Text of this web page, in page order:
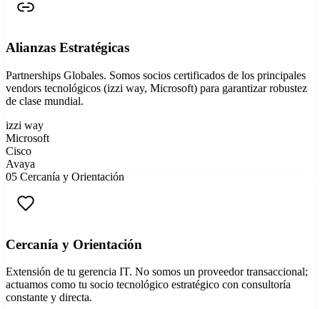
Alianzas Estratégicas
Partnerships Globales. Somos socios certificados de los principales
vendors tecnológicos (izzi way, Microsoft) para garantizar robustez
de clase mundial.
izzi way
Microsoft
Cisco
Avaya
05 Cercanía y Orientación
Cercanía y Orientación
Extensión de tu gerencia IT. No somos un proveedor transaccional;
actuamos como tu socio tecnológico estratégico con consultoría
constante y directa.